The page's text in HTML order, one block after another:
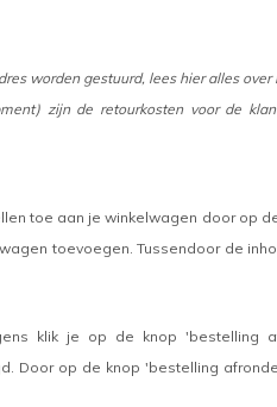
worden gestuurd, lees hier alles
zijn de retourkosten voor de
toe aan je winkelwagen door op
toevoegen. Tussendoor de
klik je op de knop 'bestelling
Door op de knop 'bestelling